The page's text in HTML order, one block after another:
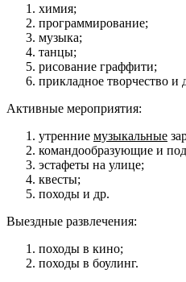
химия;
программирование;
музыка;
танцы;
рисование граффити;
прикладное творчество и
Активные мероприятия:
утренние музыкальные
командообразующие и
эстафеты на улице;
квесты;
походы и др.
Выездные развлечения:
походы в кино;
походы в боулинг.